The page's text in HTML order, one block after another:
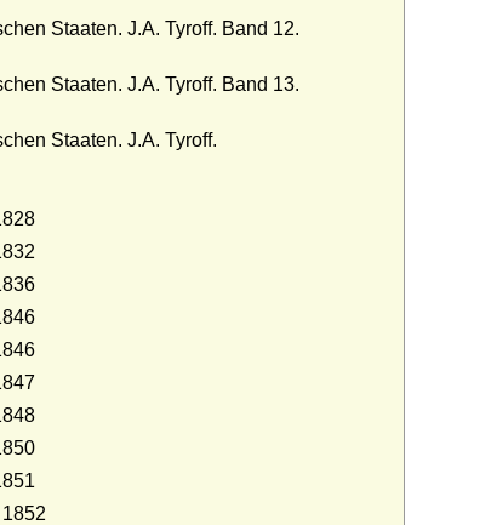
Staaten. J.A. Tyroff. Band 12.
Staaten. J.A. Tyroff. Band 13.
Staaten. J.A. Tyroff.